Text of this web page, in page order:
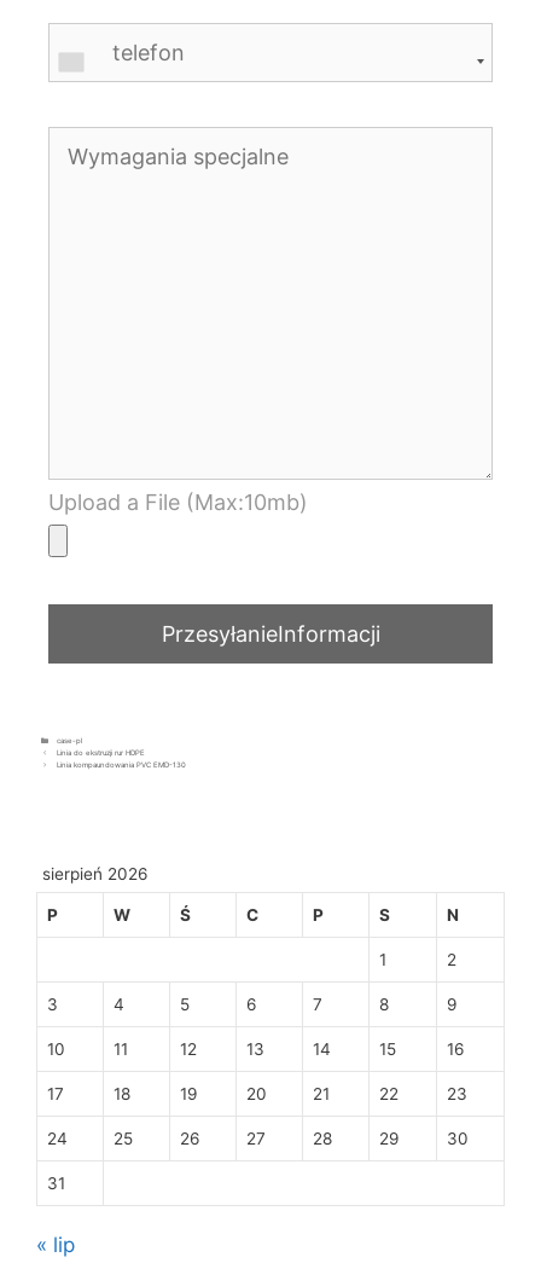
Upload a File (Max:10mb)
case-pl
Linia do ekstruzji rur HDPE
Linia kompaundowania PVC EMD-130
sierpień 2026
P W Ś C P S N
1 2
3 4 5 6 7 8 9
10 11 12 13 14 15 16
17 18 19 20 21 22 23
24 25 26 27 28 29 30
31
« lip